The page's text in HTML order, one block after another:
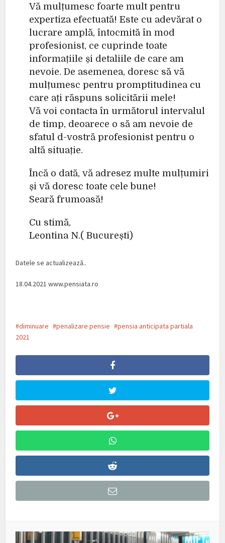
Vă mulțumesc foarte mult pentru
expertiza efectuată! Este cu adevărat o
lucrare amplă, întocmită în mod
profesionist, ce cuprinde toate
informațiile și detaliile de care am
nevoie. De asemenea, doresc să vă
mulțumesc pentru promptitudinea cu
care ați răspuns solicitării mele!
Vă voi contacta în următorul intervalul
de timp, deoarece o să am nevoie de
sfatul d-vostră profesionist pentru o
altă situație.
Încă o dată, vă adresez multe mulțumiri
și vă doresc toate cele bune!
Seară frumoasă!
Cu stimă,
Leontina N.( București)
Datele se actualizează..
18.04.2021 www.pensiata.ro
diminuare penalizare pensie
pensia anticipata partiala
2021